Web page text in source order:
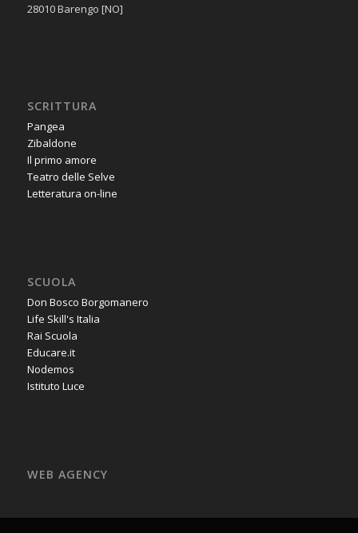
28010 Barengo [NO]
SCRITTURA
Pangea
Zibaldone
Il primo amore
Teatro delle Selve
Letteratura on-line
SCUOLA
Don Bosco Borgomanero
Life Skill's Italia
Rai Scuola
Educare.it
Nodemos
Istituto Luce
WEB AGENCY